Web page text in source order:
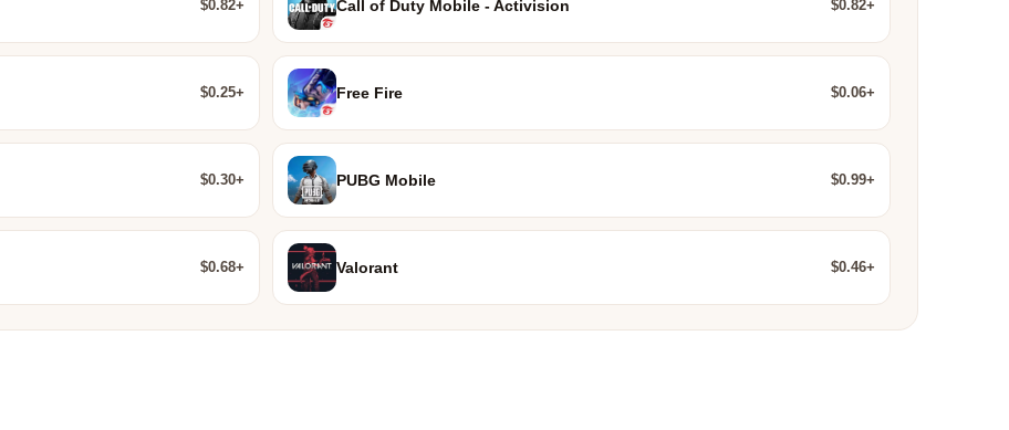
$0.82+ Call of Duty Mobile - Activision $0.82+
$0.25+ Free Fire $0.06+
$0.30+ PUBG Mobile $0.99+
$0.68+ Valorant $0.46+